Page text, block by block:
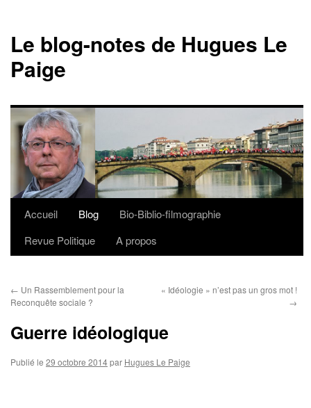
Le blog-notes de Hugues Le
Paige
Aller
Accueil Blog
Bio-Biblio-filmographie
Revue Politique
A propos
← Un Rassemblement pour la
Reconquête sociale ?
« Idéologie » n’est pas un gros mot !
→
Guerre idéologique
Publié le 29 octobre 2014par Hugues Le Paige